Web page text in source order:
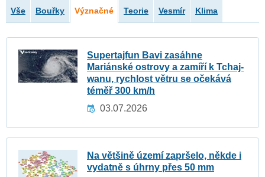
Vše Bouřky Význačné Teorie Vesmír Klima
Supertajfun Bavi zasáhne
Mariánské ostrovy a zamíří k Tchaj-
wanu, rychlost větru se očekává
téměř 300 km/h
03.07.2026
Na většině území zapršelo, někde i
vydatně s úhrny přes 50 mm